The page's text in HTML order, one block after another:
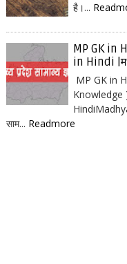
है।...
MP GK in
in Hindi
MP GK in
Knowledge
साम... Readmore